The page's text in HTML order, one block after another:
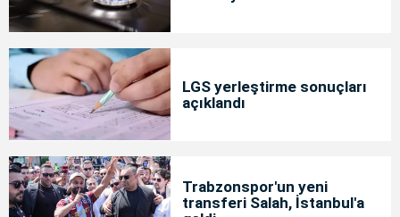
LGS yerleştirme sonuçları
açıklandı
Trabzonspor'un yeni
transferi Salah, İstanbul'a